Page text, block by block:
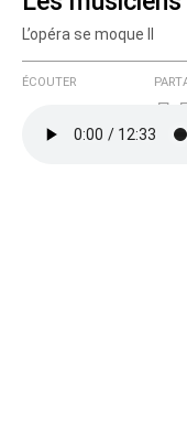
L’opéra se moque II
ÉCOUTER